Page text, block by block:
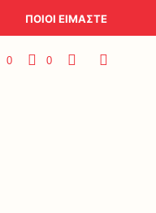
ΠΟΙΟΙ ΕΙΜΑΣΤΕ
0 0